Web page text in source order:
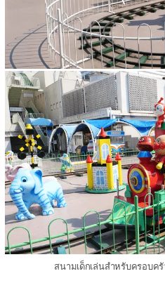
สนามเด็กเล่นสำหรับครอบค